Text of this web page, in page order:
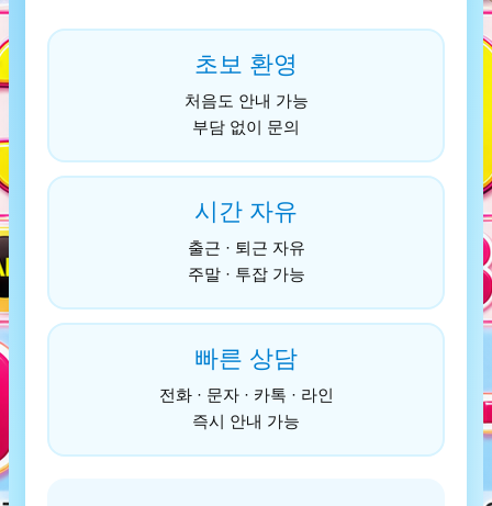
초보 환영
처음도 안내 가능
부담 없이 문의
시간 자유
출근 · 퇴근 자유
주말 · 투잡 가능
빠른 상담
전화 · 문자 · 카톡 · 라인
즉시 안내 가능